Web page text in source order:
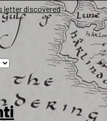
letter discovered